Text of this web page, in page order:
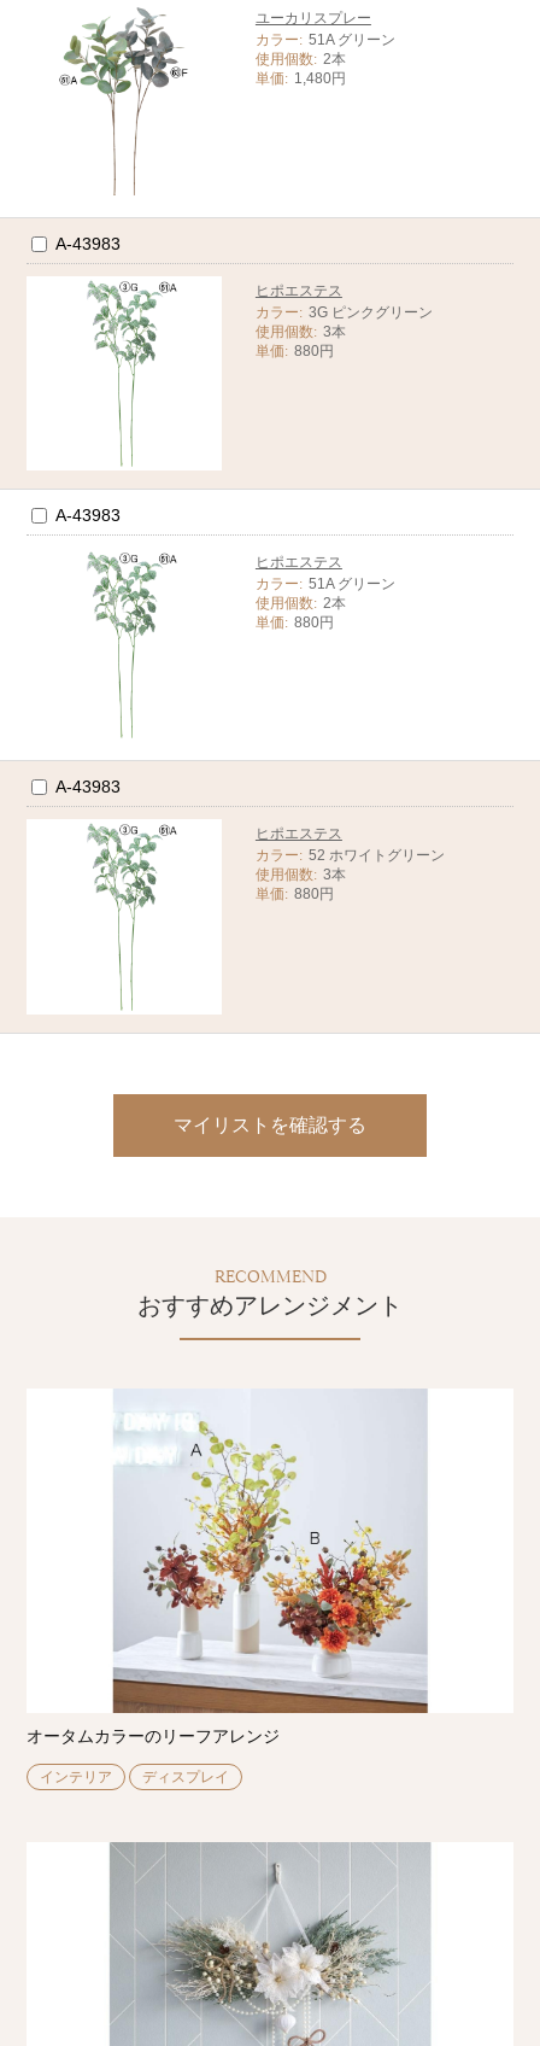
ユーカリスプレー
カラー: 51A グリーン
使用個数: 2本
単価: 1,480円
A-43983
ヒポエステス
カラー: 3G ピンクグリーン
使用個数: 3本
単価: 880円
A-43983
ヒポエステス
カラー: 51A グリーン
使用個数: 2本
単価: 880円
A-43983
ヒポエステス
カラー: 52 ホワイトグリーン
使用個数: 3本
単価: 880円
マイリストを確認する
RECOMMEND
おすすめアレンジメント
オータムカラーのリーフアレンジ
インテリア ディスプレイ